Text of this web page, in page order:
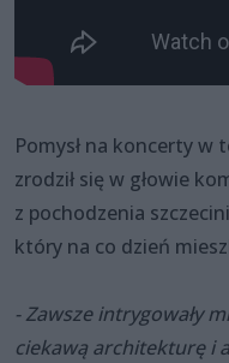
Pomysł na koncerty w
zrodził się w głowie
z pochodzenia
który na co dzień
- Zawsze intrygowały
ciekawą architekturę i